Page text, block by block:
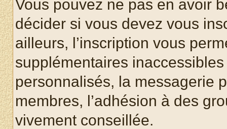
Vous pouvez ne pas en avoir
décider si vous devez vous
ailleurs, l’inscription vous
supplémentaires
personnalisés, la messagerie
membres, l’adhésion à des
vivement conseillée.